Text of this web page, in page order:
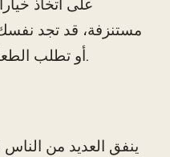
على اتخاذ
مستنزفة، قد تجد نفسك
أو تطلب الطعام بدلاً من الالتزام بميزانيتك.
ينفق العديد من